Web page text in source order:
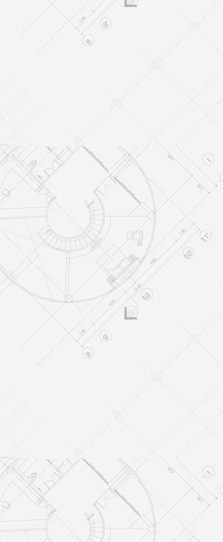
Vivienda unifamiliar
VIVIENDAS UNIFAMILIARES
VIVIENDAS UNIFAMILIARES